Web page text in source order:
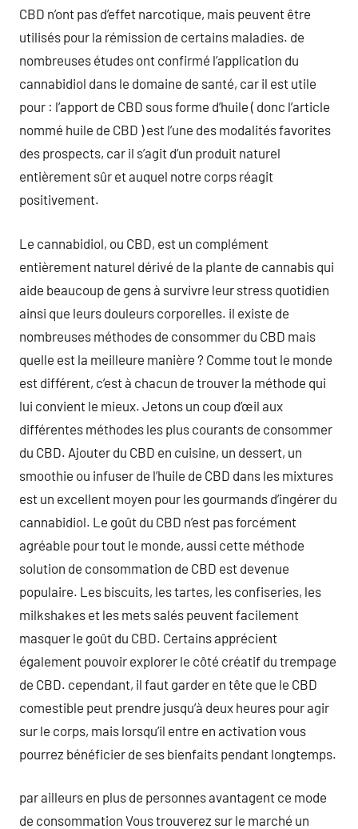
CBD n’ont pas d’effet narcotique, mais peuvent être
utilisés pour la rémission de certains maladies. de
nombreuses études ont confirmé l’application du
cannabidiol dans le domaine de santé, car il est utile
pour : l’apport de CBD sous forme d’huile ( donc l’article
nommé huile de CBD ) est l’une des modalités favorites
des prospects, car il s’agit d’un produit naturel
entièrement sûr et auquel notre corps réagit
positivement.
Le cannabidiol, ou CBD, est un complément
entièrement naturel dérivé de la plante de cannabis qui
aide beaucoup de gens à survivre leur stress quotidien
ainsi que leurs douleurs corporelles. il existe de
nombreuses méthodes de consommer du CBD mais
quelle est la meilleure manière ? Comme tout le monde
est différent, c’est à chacun de trouver la méthode qui
lui convient le mieux. Jetons un coup d’œil aux
différentes méthodes les plus courants de consommer
du CBD. Ajouter du CBD en cuisine, un dessert, un
smoothie ou infuser de l’huile de CBD dans les mixtures
est un excellent moyen pour les gourmands d’ingérer du
cannabidiol. Le goût du CBD n’est pas forcément
agréable pour tout le monde, aussi cette méthode
solution de consommation de CBD est devenue
populaire. Les biscuits, les tartes, les confiseries, les
milkshakes et les mets salés peuvent facilement
masquer le goût du CBD. Certains apprécient
également pouvoir explorer le côté créatif du trempage
de CBD. cependant, il faut garder en tête que le CBD
comestible peut prendre jusqu’à deux heures pour agir
sur le corps, mais lorsqu’il entre en activation vous
pourrez bénéficier de ses bienfaits pendant longtemps.
par ailleurs en plus de personnes avantagent ce mode
de consommation Vous trouverez sur le marché un